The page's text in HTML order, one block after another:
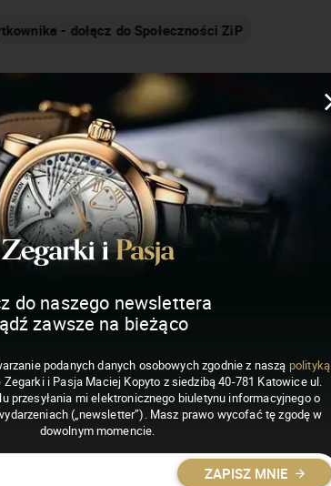
pozytywnie... cały czas!
PASJA
do naszego newslettera
zawsze na bieżąco
podanych danych osobowych zgodnie z naszą polityką
Zegarki i Pasja Maciej Kopyto z siedzibą 40-781 Katowice ul.
przesyłania mi elektronicznego biuletynu informacyjnego o
(„newsletter”). Masz prawo wycofać tę zgodę w
dowolnym momencie.
ZAPISZ MNIE